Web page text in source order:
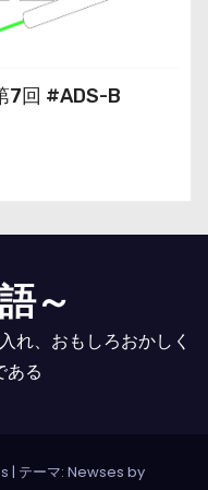
7回 #ADS-B
～
れ、おもしろおかしく
ある
| テーマ: Newses by